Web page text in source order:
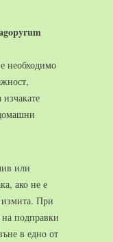
необходимо
или
ако не е
измита. При
на подправки
в едно от